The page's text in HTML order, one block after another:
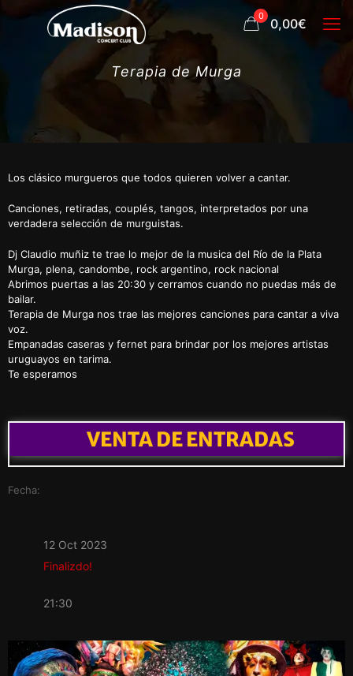
0 0,00€
Terapia de Murga
Los clásico murgueros que todos quieren volver a cantar.
Canciones, retiradas, couplés, tangos, interpretados por una
verdadera selección de murguistas.
Dj Claudio muñiz te trae lo mejor de la musica del Río de la Plata
Murga, plena, candombe, rock argentino, rock nacional
Abrimos puertas a las 20:30 y cerramos cuando no puedas más de
bailar.
Terapia de Murga nos trae las mejores canciones para cantar a viva
voz.
Empanadas caseras y fernet para brindar por los mejores artistas
uruguayos en tarima.
Te esperamos
VENTA DE ENTRADAS
Fecha:
12 Oct 2023
Finalizdo!
21:30